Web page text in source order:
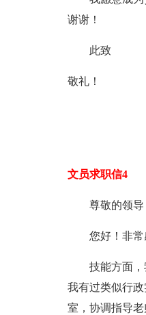
谢谢！
此致
敬礼！
文员求职信4
尊敬的领导
您好！非常感
技能方面，我
我有过类似行
室，协调指导